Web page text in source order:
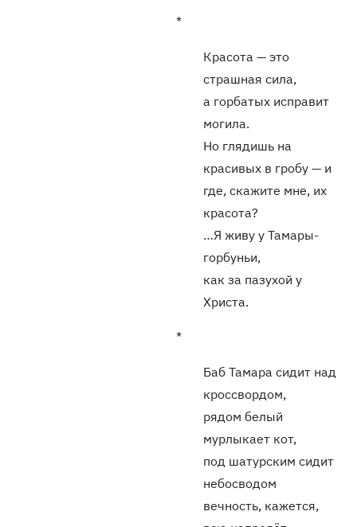
*
Красота — это
страшная сила,
а горбатых исправит
могила.
Но глядишь на
красивых в гробу — и
где, скажите мне, их
красота?
…Я живу у Тамары-
горбуньи,
как за пазухой у
Христа.
*
Баб Тамара сидит над
кроссвордом,
рядом белый
мурлыкает кот,
под шатурским сидит
небосводом
вечность, кажется,